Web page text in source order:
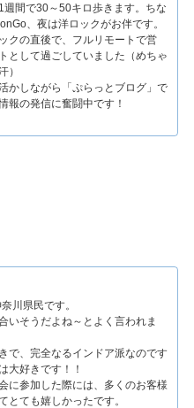
週間で30～50キロ歩きます。ちな
、夜は洋ロックがお伴です。
クの直後で、フルリモートで営
として過ごしていました（めちゃ
）
かしながら「ぷらっとブログ」で
報の発信に奮闘中です！
川県民です。
いそうだよね～とよく言われま
で、完全なるインドア派なのです
大好きです！！
に参加した際には、多くのお客様
とても嬉しかったです。